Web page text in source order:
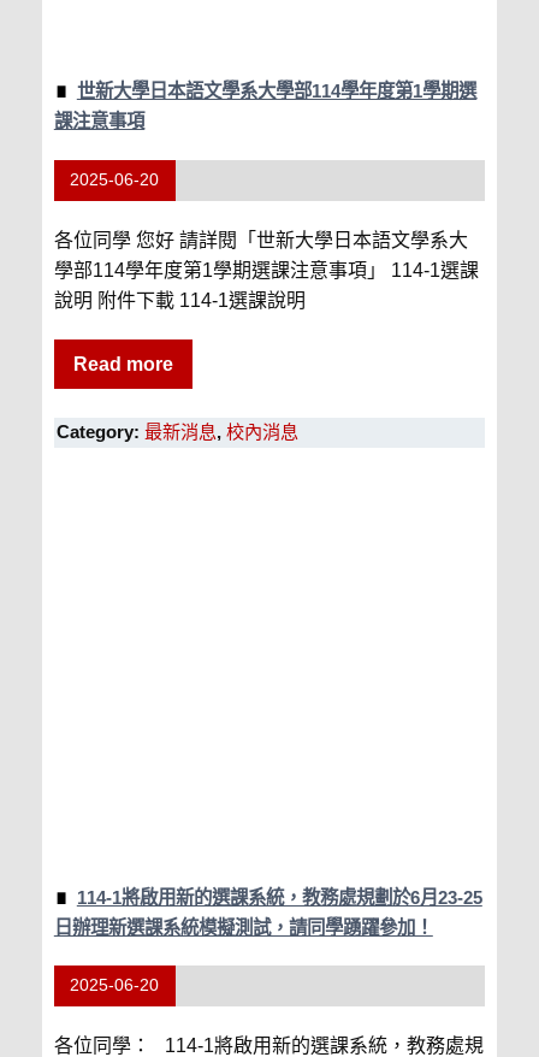
世新大學日本語文學系大學部114學年度第1學期選
課注意事項
2025-06-20
各位同學 您好 請詳閱「世新大學日本語文學系大
學部114學年度第1學期選課注意事項」 114-1選課
說明 附件下載 114-1選課說明
Read more
Category: 最新消息, 校內消息
114-1將啟用新的選課系統，教務處規劃於6月23-25
日辦理新選課系統模擬測試，請同學踴躍參加！
2025-06-20
各位同學： 114-1將啟用新的選課系統，教務處規